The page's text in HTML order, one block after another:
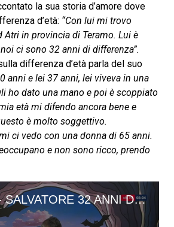
la sua storia d’amore dove
d’età: “Con lui mi trovo
Atri in provincia di Teramo. Lui è
ci sono 32 anni di differenza”.
differenza d’età parla del suo
anni e lei 37 anni, lei viveva in una
ho dato una mano e poi è scoppiato
età mi difendo ancora bene e
è molto soggettivo.
ci vedo con una donna di 65 anni.
e non sono ricco, prendo